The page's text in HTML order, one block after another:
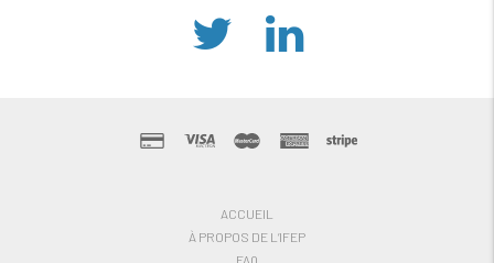
ACCUEIL
À PROPOS DE L’IFEP
FAQ